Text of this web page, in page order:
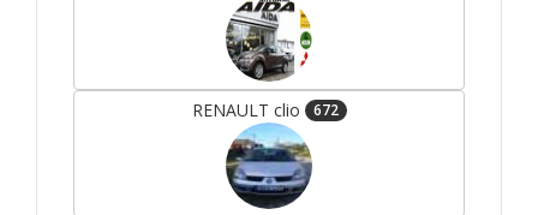
RENAULT clio 672